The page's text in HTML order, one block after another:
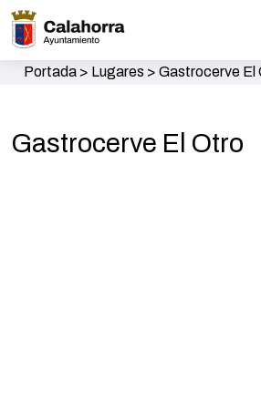
Portada> Lugares > Gastrocerve El
Gastrocerve El Otro